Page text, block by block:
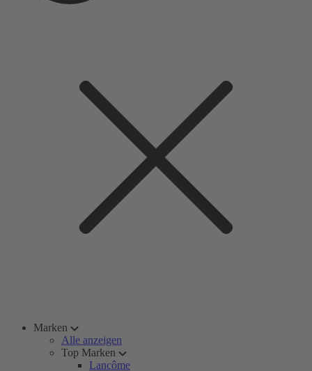
Marken
Alle anzeigen
Top Marken
Lancôme